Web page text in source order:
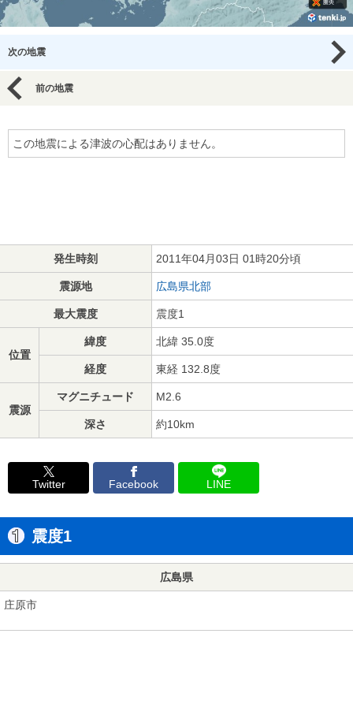
次の地震
前の地震
この地震による津波の心配はありません。
発生時刻 2011年04月03日 01時20分頃
震源地 広島県北部
最大震度 震度1
位置
緯度 北緯 35.0度
経度 東経 132.8度
震源
マグニチュード M2.6
深さ 約10km
Twitter Facebook LINE
震度1
広島県
庄原市